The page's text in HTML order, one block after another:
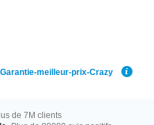
Garantie-meilleur-prix-Crazy
de 7M clients